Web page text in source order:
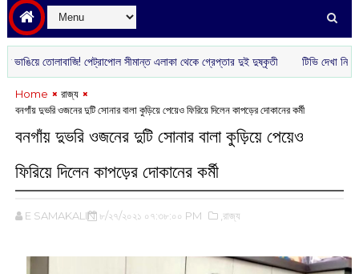
তোলাবাজি! পেট্রাপোল সীমান্ত এলাকা থেকে গ্রেপ্তার দুই দুষ্কৃতী টিভি দেখা নিয়ে সামান্য
Home
রাজ্য
বনগাঁয় দুভরি ওজনের দুটি সোনার বালা কুড়িয়ে পেয়েও ফিরিয়ে দিলেন কাপড়ের দোকানের কর্মী
বনগাঁয় দুভরি ওজনের দুটি সোনার বালা কুড়িয়ে পেয়েও
ফিরিয়ে দিলেন কাপড়ের দোকানের কর্মী
E SAMAKALIN ৮/২৭/২০২১ ০৭:৩৮:০০ PM ,রাজ্য